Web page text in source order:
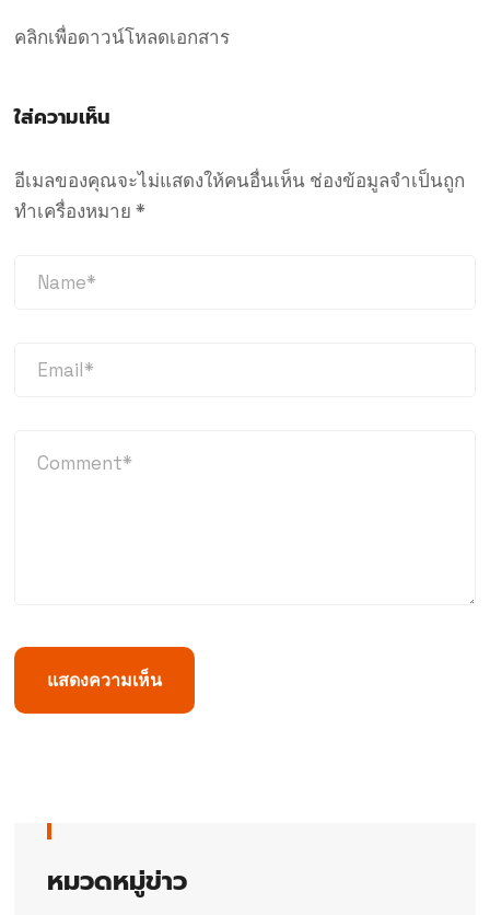
คลิกเพื่อดาวน์โหลดเอกสาร
ใส่ความเห็น
อีเมลของคุณจะไม่แสดงให้คนอื่นเห็น ช่องข้อมูลจำเป็นถูก
ทำเครื่องหมาย *
หมวดหมู่ข่าว